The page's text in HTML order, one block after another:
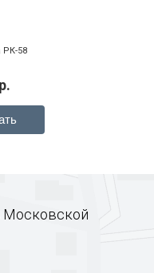
РК-58
р.
Московской